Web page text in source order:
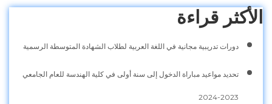
الأكثر قراءة
دورات تدريبية مجانية في اللغة العربية لطلاب الشهادة المتوسطة الرسمية
تحديد مواعيد مباراة الدخول إلى سنة أولى في كلية الهندسة للعام الجامعي
2023-2024